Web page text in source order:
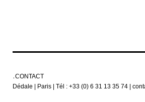
CONTACT
Dédale | Paris | Tél : +33 (0) 6 31 13 35 74 |